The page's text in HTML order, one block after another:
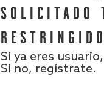
SOLICITADO
Si ya eres
Si no, regístrate.